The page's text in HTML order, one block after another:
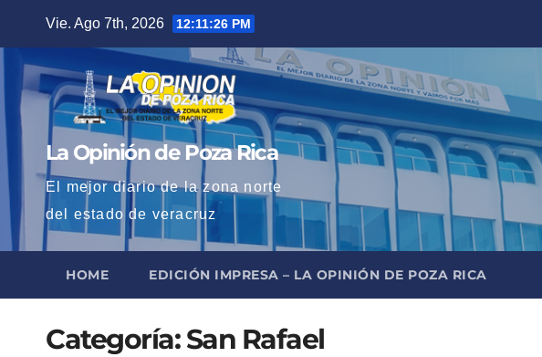
contenido
Vie. Ago 7th, 2026 12:11:27 PM
La Opinión de Poza Rica
El mejor diario de la zona norte
del estado de veracruz
HOME EDICIÓN IMPRESA – LA OPINIÓN DE POZA RICA
Categoría:San Rafael